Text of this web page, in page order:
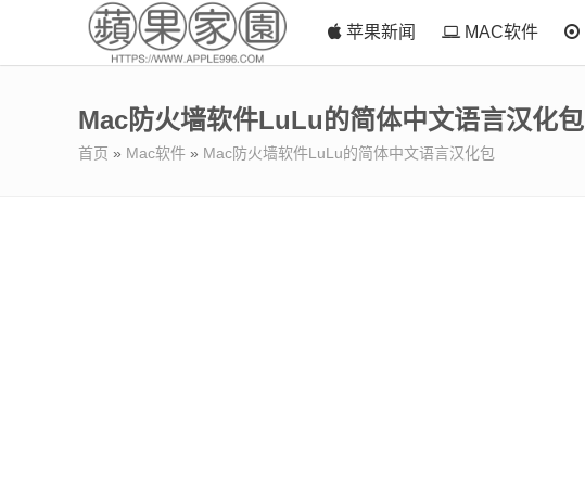
苹果新闻 MAC软件
Mac防火墙软件LuLu的简体中文语言汉化包
首页 » Mac软件 » Mac防火墙软件LuLu的简体中文语言汉化包